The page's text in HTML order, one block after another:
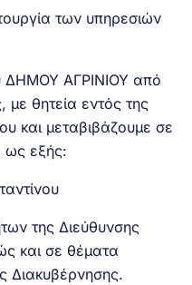
των υπηρεσιών
ΔΗΜΟΥ ΑΓΡΙΝΙΟΥ από
θητεία εντός της
και μεταβιβάζουμε σε
ως εξής:
της Διεύθυνσης
και σε θέματα
Διακυβέρνησης.